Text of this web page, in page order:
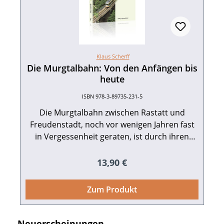
Download Buch-Cover als tif-Datei zum
Download
Klaus Scherff
Die Murgtalbahn: Von den Anfängen bis
heute
ISBN 978-3-89735-231-5
Die Murgtalbahn zwischen Rastatt und
Freudenstadt, noch vor wenigen Jahren fast
in Vergessenheit geraten, ist durch ihren
wieder zu einer Vorzeigestrecke ersten
nicht leicht. Angefangen von einer sehr
durchgehende Strecke durchs Murgtal
endlich fertig war, über schwere Kriegs-
Regulärer Preis:
13,90 €
Zum Produkt